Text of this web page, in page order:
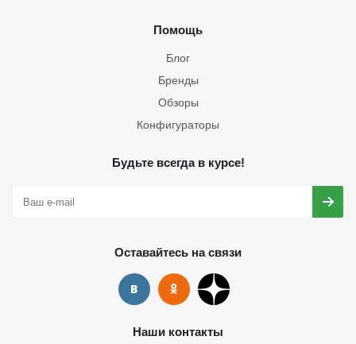
Помощь
Блог
Бренды
Обзоры
Конфигураторы
Будьте всегда в курсе!
Оставайтесь на связи
Наши контакты